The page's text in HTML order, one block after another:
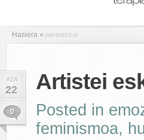
Hasiera » partaidetza
AZA
22
0
Artistei
Posted in
feminismoa,